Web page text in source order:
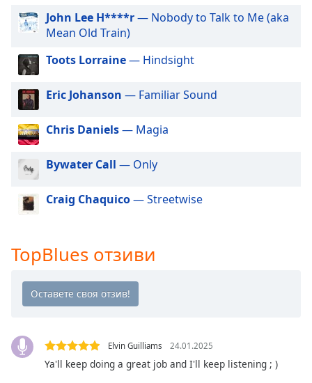
This
modal
Beginning
dialog
window.
Escape
cancel
the
window.
Opacity
John Lee H****r— Nobody to Talk to Me (aka
Mean Old Train)
Toots Lorraine— Hindsight
Eric Johanson — Familiar Sound
Chris Daniels— Magia
Bywater Call — Only
Craig Chaquico— Streetwise
TopBlues отзиви
Elvin Guilliams 24.01.2025
Ya'll keep doing a great job and I'll keep listening ; )